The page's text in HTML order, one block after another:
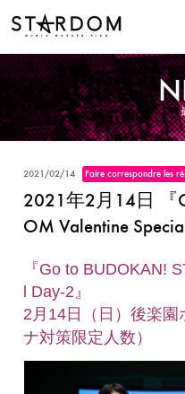
2021/02/14 Faire correspondre les
2021年2月14日 『
OM Valentine
『Go to BUDOKAN!
l Day-2』
2月14日（日）後楽園
ナ対策限定人数）